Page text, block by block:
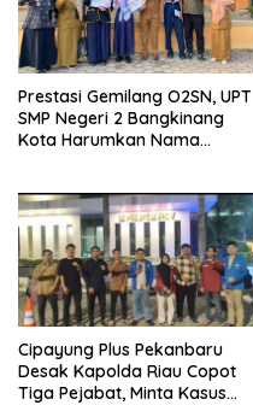
Prestasi Gemilang O2SN, UPT
SMP Negeri 2 Bangkinang
Kota Harumkan Nama
Cipayung Plus Pekanbaru
Desak Kapolda Riau Copot
Tiga Pejabat, Minta Kasus